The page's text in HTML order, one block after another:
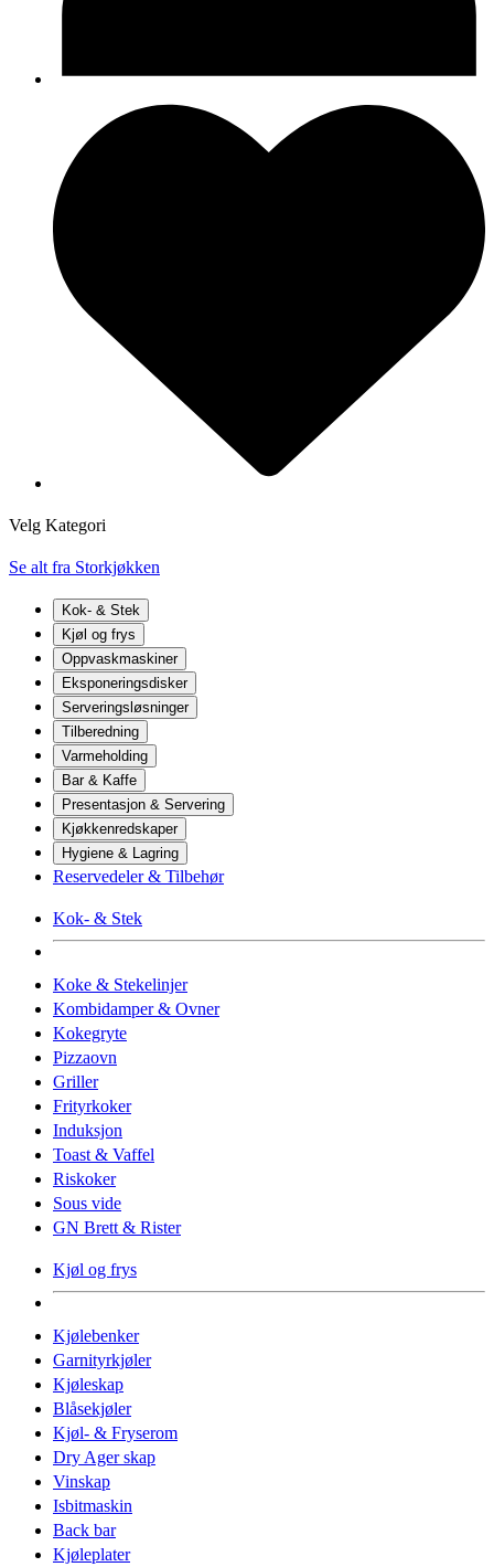
Velg Kategori
Se alt fra Storkjøkken
Kok- & Stek
Kjøl og frys
Oppvaskmaskiner
Eksponeringsdisker
Serveringsløsninger
Tilberedning
Varmeholding
Bar & Kaffe
Presentasjon & Servering
Kjøkkenredskaper
Hygiene & Lagring
Reservedeler & Tilbehør
Kok- & Stek
Koke & Stekelinjer
Kombidamper & Ovner
Kokegryte
Pizzaovn
Griller
Frityrkoker
Induksjon
Toast & Vaffel
Riskoker
Sous vide
GN Brett & Rister
Kjøl og frys
Kjølebenker
Garnityrkjøler
Kjøleskap
Blåsekjøler
Kjøl- & Fryserom
Dry Ager skap
Vinskap
Isbitmaskin
Back bar
Kjøleplater